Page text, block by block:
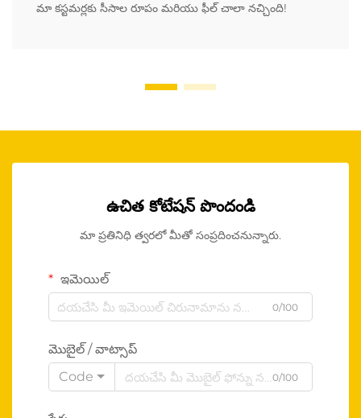
మా కస్టమర్లకు సీసాల రూపం మరియు ఫీల్ చాలా నచ్చింది!
ఉచిత కోటేషన్ పొందండి
మా ప్రతినిధి త్వరలో మీతో సంప్రదించనున్నారు.
ఇమెయిల్
0/100
మొబైల్ / వాట్సాప్
Code
0/100